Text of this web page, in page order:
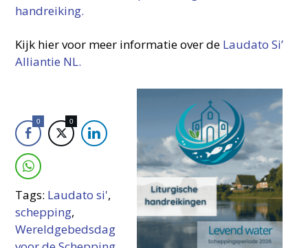
handreiking.
Kijk hier voor meer informatie over de Laudato Si’
Alliantie NL.
0 0
Tags: Laudato si',
schepping,
Wereldgebedsdag